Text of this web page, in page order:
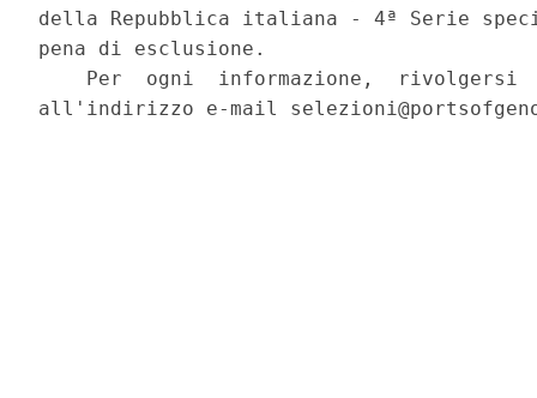
della Repubblica italiana - 4ª Serie
pena di esclusione.
Per  ogni  informazione,  rivolgersi
all'indirizzo e-mail